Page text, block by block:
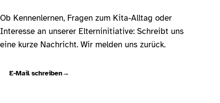
Ob Kennenlernen, Fragen zum Kita-Alltag oder
Interesse an unserer Elterninitiative: Schreibt uns
eine kurze Nachricht. Wir melden uns zurück.
E-Mail schreiben→